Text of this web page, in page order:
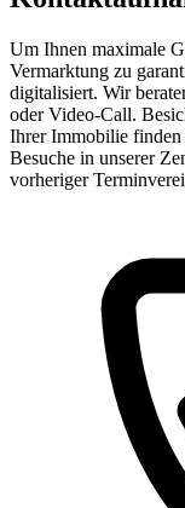
Um Ihnen maximale
Vermarktung zu
digitalisiert. Wir
oder Video-Call.
Ihrer Immobilie finden
Besuche in unserer
vorheriger